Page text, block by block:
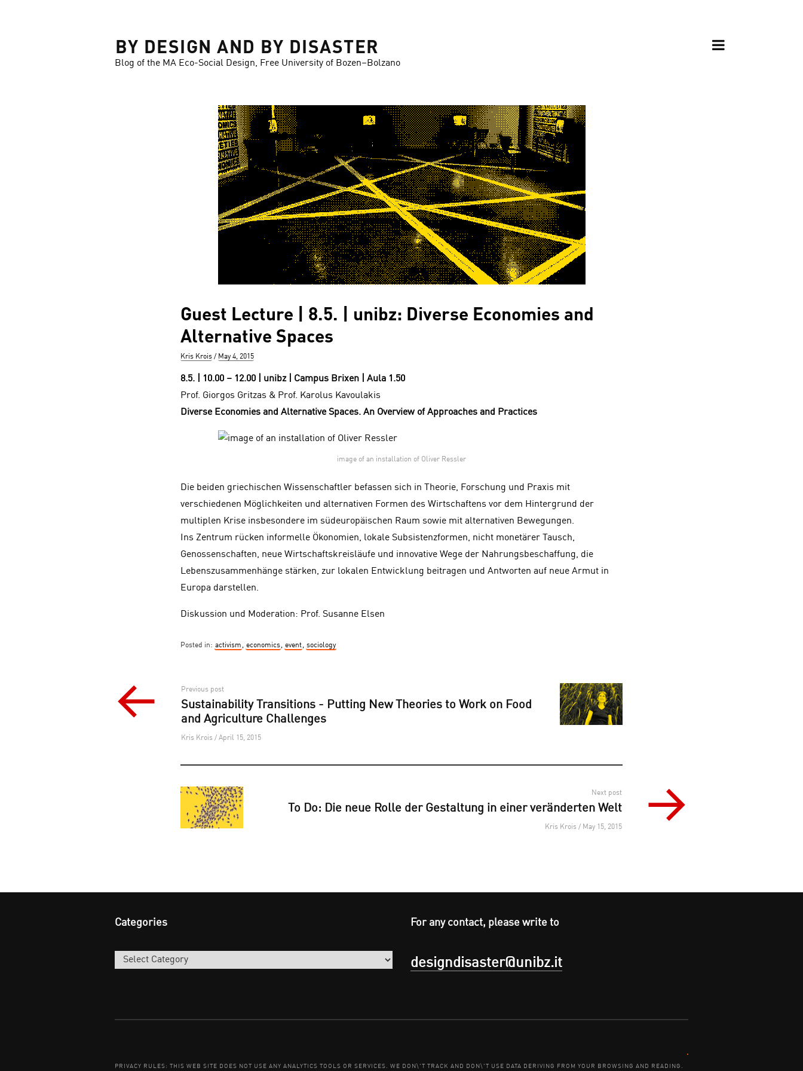
BY DESIGN AND BY DISASTER
Blog of the MA Eco-Social Design, Free University of Bozen–Bolzano
Guest Lecture | 8.5. | unibz: Diverse Economies and
Alternative Spaces
Author
Kris Krois
Posted
May 4, 2015
8.5. | 10.00 – 12.00 | unibz | Campus Brixen | Aula 1.50
Prof. Giorgos Gritzas & Prof. Karolus Kavoulakis
Diverse Economies and Alternative Spaces. An Overview of Approaches and Practices
image of an installation of Oliver Ressler
Die beiden griechischen Wissenschaftler befassen sich in Theorie, Forschung und Praxis mit
verschiedenen Möglichkeiten und alternativen Formen des Wirtschaftens vor dem Hintergrund der
multiplen Krise insbesondere im südeuropäischen Raum sowie mit alternativen Bewegungen.
Ins Zentrum rücken informelle Ökonomien, lokale Subsistenzformen, nicht monetärer Tausch,
Genossenschaften, neue Wirtschaftskreisläufe und innovative Wege der Nahrungsbeschaffung, die
Lebenszusammenhänge stärken, zur lokalen Entwicklung beitragen und Antworten auf neue Armut in
Europa darstellen.
Diskussion und Moderation: Prof. Susanne Elsen
Posted in: activism , economics, event, sociology
Post
navigation
Previous post
Sustainability Transitions - Putting New Theories to Work on Food
and Agriculture Challenges
Kris Krois / April 15, 2015
Next post
To Do: Die neue Rolle der Gestaltung in einer veränderten Welt
Kris Krois / May 15, 2015
Categories
Categories
For any contact, please write to
designdisaster@unibz.it
PRIVACY RULES: THIS WEB SITE DOES NOT USE ANY ANALYTICS TOOLS OR SERVICES. WE DON\'T TRACK AND DON\'T USE DATA DERIVING FROM YOUR BROWSING AND READING.